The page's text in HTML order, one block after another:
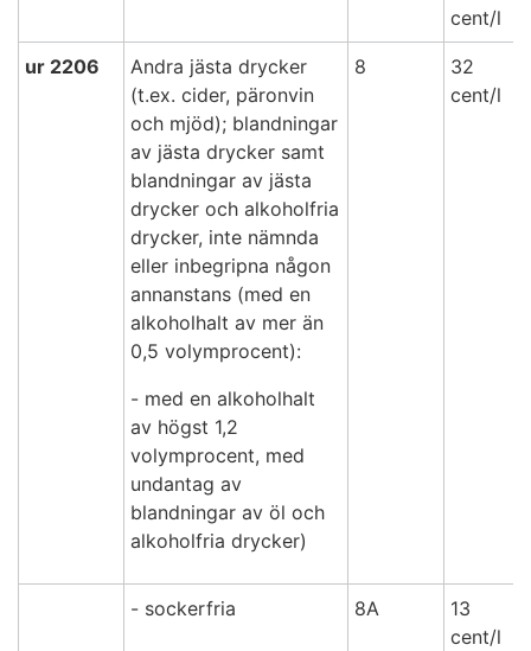
cent/l
ur 2206
Andra jästa drycker
(t.ex. cider, päronvin
och mjöd); blandningar
av jästa drycker samt
blandningar av jästa
drycker och alkoholfria
drycker, inte nämnda
eller inbegripna någon
annanstans (med en
alkoholhalt av mer än
0,5 volymprocent):
- med en alkoholhalt
av högst 1,2
volymprocent, med
undantag av
blandningar av öl och
alkoholfria drycker)
8
32
cent/l
- sockerfria 8A
13
cent/l